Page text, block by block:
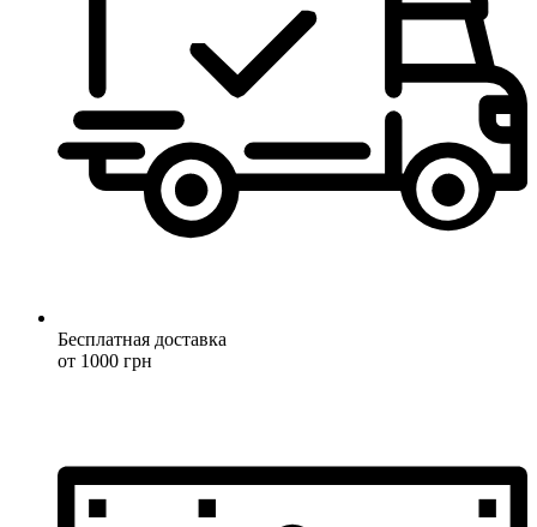
Бесплатная доставка
от 1000 грн